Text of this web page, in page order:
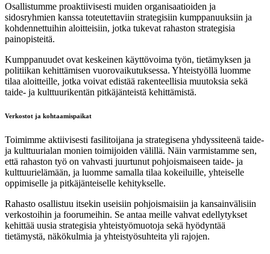
Osallistumme proaktiivisesti muiden organisaatioiden ja
sidosryhmien kanssa toteutettaviin strategisiin kumppanuuksiin ja
kohdennettuihin aloitteisiin, jotka tukevat rahaston strategisia
painopisteitä.
Kumppanuudet ovat keskeinen käyttövoima työn, tietämyksen ja
politiikan kehittämisen vuorovaikutuksessa. Yhteistyöllä luomme
tilaa aloitteille, jotka voivat edistää rakenteellisia muutoksia sekä
taide- ja kulttuurikentän pitkäjänteistä kehittämistä.
Verkostot ja kohtaamispaikat
Toimimme aktiivisesti fasilitoijana ja strategisena yhdyssiteenä taide-
ja kulttuurialan monien toimijoiden välillä. Näin varmistamme sen,
että rahaston työ on vahvasti juurtunut pohjoismaiseen taide- ja
kulttuurielämään, ja luomme samalla tilaa kokeiluille, yhteiselle
oppimiselle ja pitkäjänteiselle kehitykselle.
Rahasto osallistuu itsekin useisiin pohjoismaisiin ja kansainvälisiin
verkostoihin ja foorumeihin. Se antaa meille vahvat edellytykset
kehittää uusia strategisia yhteistyömuotoja sekä hyödyntää
tietämystä, näkökulmia ja yhteistyösuhteita yli rajojen.